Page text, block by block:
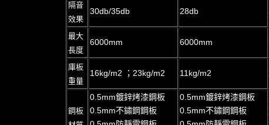
隔音
效果
30db/35db 28db
最大
長度
6000mm 6000mm
庫板
重量
16kg/m2 ；23kg/m2 11kg/m2
鋼板
0.5mm鍍鋅烤漆鋼板
0.5mm不鏽鋼鋼板
0.5mm鍍鋅烤漆鋼板
0.5mm不鏽鋼鋼板